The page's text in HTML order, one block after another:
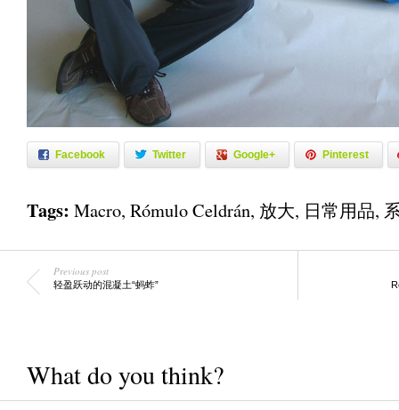
Facebook Twitter Google+ Pinterest
Tags: Macro, Rómulo Celdrán, 放大, 日常用品,
Previous post
轻盈跃动的混凝土“蚂蚱”
What do you think?